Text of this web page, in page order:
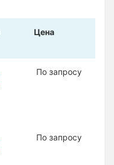
Цена
По запросу
По запросу